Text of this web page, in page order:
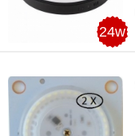
24w